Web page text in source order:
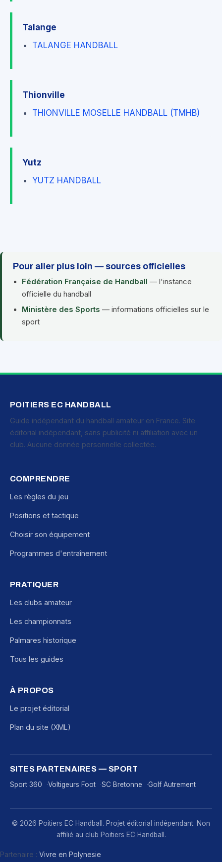
Talange
TALANGE HANDBALL
Thionville
THIONVILLE MOSELLE HANDBALL (TMHB)
Yutz
YUTZ HANDBALL
Pour aller plus loin — sources officielles
Fédération Française de Handball — l'instance
officielle du handball
Ministère des Sports — informations officielles sur le
sport
POITIERS EC HANDBALL
Guide indépendant du handball amateur en France. Site
éditorial indépendant, sans publicité ni affiliation avec un
club. Aucune donnée personnelle collectée.
COMPRENDRE
Les règles du jeu
Positions et tactique
Choisir son équipement
Programmes d'entraînement
PRATIQUER
Les clubs amateur
Les championnats
Palmares historique
Tous les guides
À PROPOS
Le projet éditorial
Plan du site (XML)
SITES PARTENAIRES — SPORT
Sport 360 Voltigeurs Foot SC Bretonne Golf Autrement
© 2026 Poitiers EC Handball. Projet éditorial indépendant. Non
affilié au club Poitiers EC Handball.
Partenaire : Vivre en Polynesie